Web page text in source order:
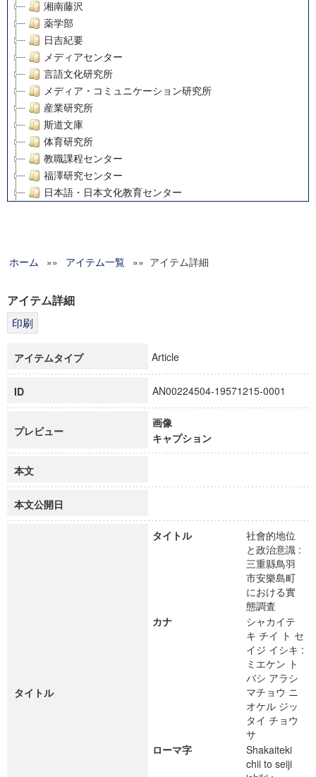
湘南藤沢
薬学部
日吉紀要
メディアセンター
言語文化研究所
メディア・コミュニケーション研究所
産業研究所
斯道文庫
体育研究所
教職課程センター
福澤研究センター
日本語・日本文化教育センター
グローバルリサーチインスティテュート
科学研究費補助金研究成果報告書
博士課程教育リーディングプログラム「超成熟社会発展のサ
ホーム »» アイテム一覧 »» アイテム詳細
アイテム詳細
アイテムタイプ Article
ID AN00224504-19571215-0001
プレビュー
画像
キャプション
本文
本文公開日
タイトル
タイトル
社會的地位
と政治意識 :
三重縣鳥羽
市安樂島町
における實
態調査
カナ
シャカイテ
キ チイ ト セ
イジ イシキ :
ミエケン ト
バシ アラシ
マチョウ ニ
オケル ジッ
タイ チョウ
サ
ローマ字
Shakaiteki
chii to seiji